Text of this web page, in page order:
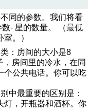
同的参数。我们将看
- 星的数量。 （最低
。）
：房间的大小是8
房间里的冷水，在同
个公共电话。你可以吃
中最重要的区别是：
灯，开瓶器和酒杯。你